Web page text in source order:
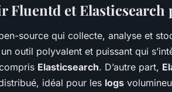
et Elasticsearch
source qui collecte, analyse et
outil polyvalent et puissant qui
Elasticsearch. D’autre part,
idéal pour les logs